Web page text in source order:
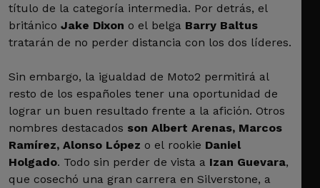
título de la categoría intermedia. Por detrás, el
británico Jake Dixon o el belga Barry Baltus
tratarán de no perder distancia con los dos líderes.
Sin embargo, la igualdad de Moto2 permitirá al
resto de los españoles tener una oportunidad de
lograr un buen resultado frente a la afición. Otros
nombres destacados son Albert Arenas, Marcos
Ramírez, Alonso López o el rookie Daniel
Holgado. Todo sin perder de vista a Izan Guevara,
que cosechó una gran carrera en Silverstone, a